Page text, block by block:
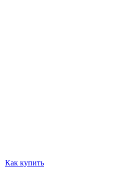
Как купить